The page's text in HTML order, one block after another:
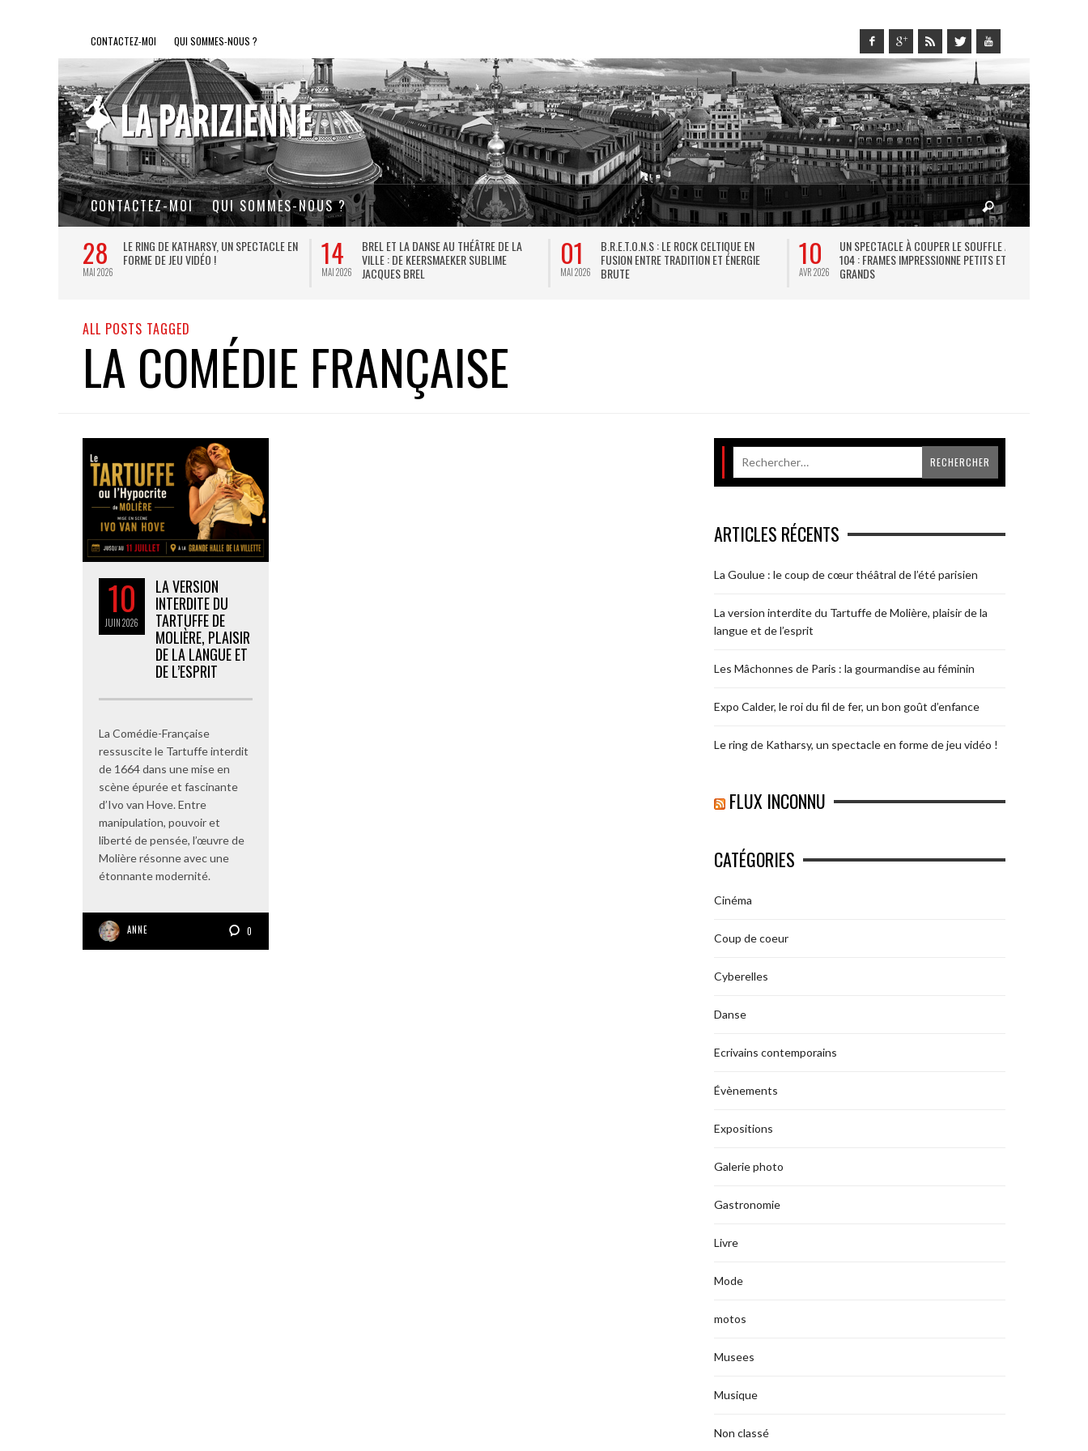
CONTACTEZ-MOI QUI SOMMES-NOUS ?
CONTACTEZ-MOI QUI SOMMES-NOUS ?
28
MAI 2026
LE RING DE KATHARSY, UN SPECTACLE EN
FORME DE JEU VIDÉO !
14
MAI 2026
BREL ET LA DANSE AU THÉÂTRE DE LA
VILLE : DE KEERSMAEKER SUBLIME
JACQUES BREL
01
MAI 2026
B.R.E.T.O.N.S : LE ROCK CELTIQUE EN
FUSION ENTRE TRADITION ET ÉNERGIE
BRUTE
10
AVR 2026
UN SPECTACLE À COUPER LE SOUFFLE AU
104 : FRAMES IMPRESSIONNE PETITS ET
GRANDS
ALL POSTS TAGGED
LA COMÉDIE FRANÇAISE
10
JUIN2026
LA VERSION
INTERDITE DU
TARTUFFE DE
MOLIÈRE, PLAISIR
DE LA LANGUE ET
DE L’ESPRIT
La Comédie-Française
ressuscite le Tartuffe interdit
de 1664 dans une mise en
scène épurée et fascinante
d’Ivo van Hove. Entre
manipulation, pouvoir et
liberté de pensée, l’œuvre de
Molière résonne avec une
étonnante modernité.
ANNE 0
ARTICLES RÉCENTS
La Goulue : le coup de cœur théâtral de l’été parisien
La version interdite du Tartuffe de Molière, plaisir de la
langue et de l’esprit
Les Mâchonnes de Paris : la gourmandise au féminin
Expo Calder, le roi du fil de fer, un bon goût d’enfance
Le ring de Katharsy, un spectacle en forme de jeu vidéo !
FLUX INCONNU
CATÉGORIES
Cinéma
Coup de coeur
Cyberelles
Danse
Ecrivains contemporains
Évènements
Expositions
Galerie photo
Gastronomie
Livre
Mode
motos
Musees
Musique
Non classé